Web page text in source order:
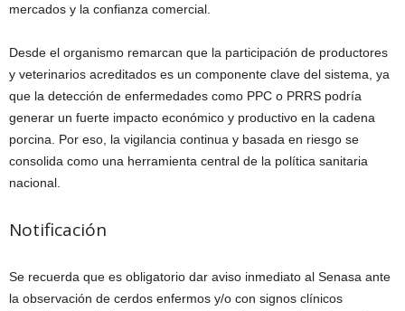
mercados y la confianza comercial.
Desde el organismo remarcan que la participación de productores
y veterinarios acreditados es un componente clave del sistema, ya
que la detección de enfermedades como PPC o PRRS podría
generar un fuerte impacto económico y productivo en la cadena
porcina. Por eso, la vigilancia continua y basada en riesgo se
consolida como una herramienta central de la política sanitaria
nacional.
Notificación
Se recuerda que es obligatorio dar aviso inmediato al Senasa ante
la observación de cerdos enfermos y/o con signos clínicos